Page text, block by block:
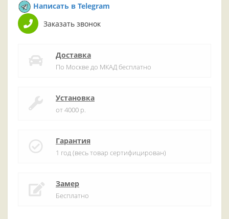
Написать в Telegram
Заказать звонок
Доставка
По Москве до МКАД бесплатно
Установка
от 4000 р.
Гарантия
1 год (весь товар сертифицирован)
Замер
Бесплатно